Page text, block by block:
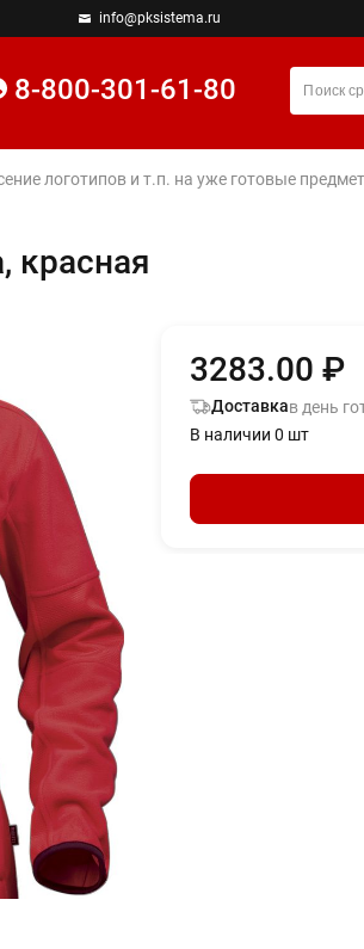
info@pksistema.ru
8-800-301-61-80
логотипов и т.п. на уже готовые
красная
3283.00 ₽
Доставкав день
В наличии 0 шт